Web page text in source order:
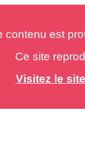
est
Ce site
Visitez le